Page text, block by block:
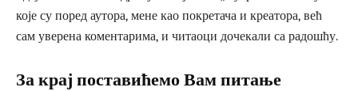
које су поред аутора, мене као покретача и креатора, већ
сам уверена коментарима, и читаоци дочекали са радошћу.
За крај поставићемо Вам питање